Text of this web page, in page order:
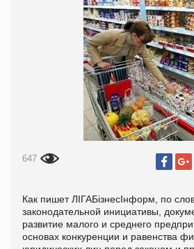
647
Как пишетЛIГАБiзнесIнформ, по
законодательной инициативы,
развитие малого и среднего
основах конкуренции и равенства